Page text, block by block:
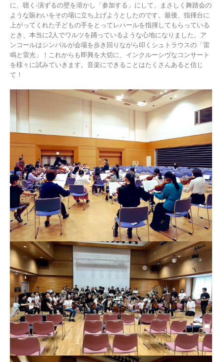
に、聴く-演ずるの壁を溶かし「参加する」にして、まさしく舞踏会の
ような賑わいをその場に立ち上げようとしたのです。最後、指揮台に
上がってくれた子どもの手をとってレハールを指揮してもらっている
とき、本当に2人でワルツを踊っているような心地になりました。ア
ンコールはシンバルが会場を歩き回りながら叩くシュトラウスの「雷
鳴と雷光」！これからも即興を大切に、インクルーシヴなコンサート
を様々に試みていきます。音楽にできることはたくさんあると信じ
て！